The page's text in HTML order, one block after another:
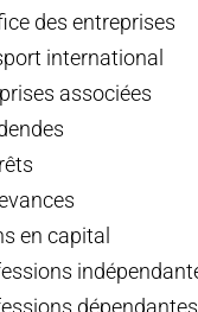
des entreprises
international
associées
en capital
dépendantes